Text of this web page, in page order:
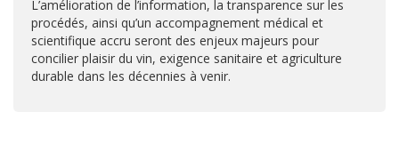
L’amélioration de l’information, la transparence sur les
procédés, ainsi qu’un accompagnement médical et
scientifique accru seront des enjeux majeurs pour
concilier plaisir du vin, exigence sanitaire et agriculture
durable dans les décennies à venir.